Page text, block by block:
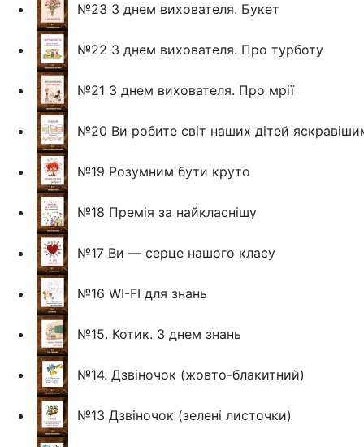
№23 З днем вихователя. Букет
№22 З днем вихователя. Про турботу
№21 З днем вихователя. Про мрії
№20 Ви робите світ наших дітей
№19 Розумним бути круто
№18 Премія за найкласнішу
№17 Ви — серце нашого класу
№16 WI-FI для знань
№15. Котик. З днем знань
№14. Дзвіночок (жовто-блакитний)
№13 Дзвіночок (зелені листочки)